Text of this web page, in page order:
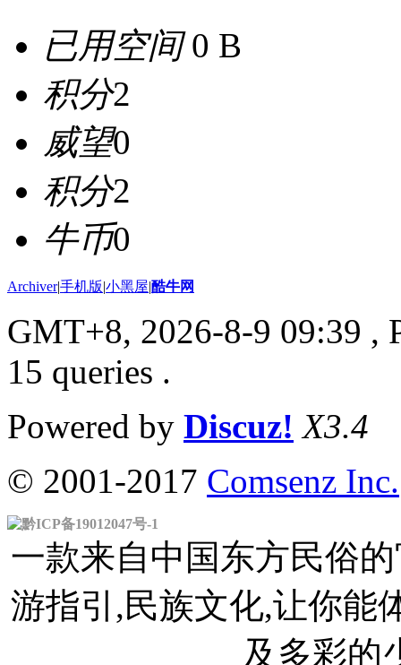
已用空间0 B
积分2
威望0
积分2
牛币0
Archiver|手机版|小黑屋|酷牛网
GMT+8, 2026-8-9 09:39 ,
15 queries .
Powered by Discuz! X3.4
© 2001-2017 Comsenz Inc.
黔ICP备19012047号-1
一款来自中国东方民俗
游指引,民族文化,让你能
及多彩的